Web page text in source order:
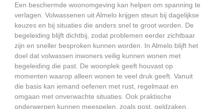
Een beschermde woonomgeving kan helpen om spanning te
verlagen. Volwassenen uit Almelo krijgen steun bij dagelijkse
keuzes en bij situaties die anders snel te groot worden. De
begeleiding blijft dichtbij, zodat problemen eerder zichtbaar
zijn en sneller besproken kunnen worden. In Almelo blijft het
doel dat volwassen inwoners veilig kunnen wonen met
begeleiding die past. De woonplek geeft houvast op
momenten waarop alleen wonen te veel druk geeft. Vanuit
die basis kan iemand oefenen met rust, regelmaat en
omgaan met onverwachte situaties. Ook praktische
onderwerpen kunnen meespelen, zoals post, geldzaken,